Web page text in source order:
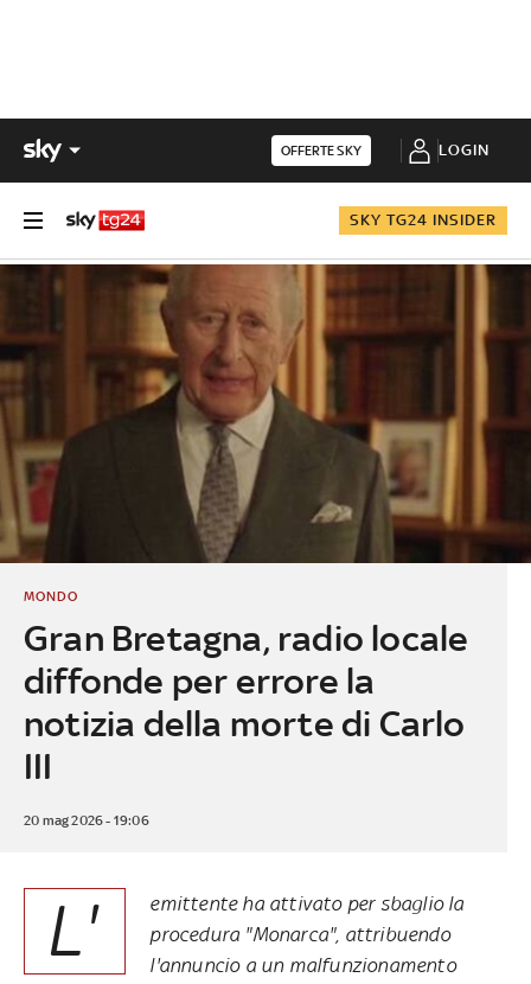
OFFERTE SKY LOGIN
SKY TG24 INSIDER
Gran Bretagna, radio locale
diffonde per errore la
notizia della morte di Carlo
III
MONDO
20 mag 2026 - 19:06
L'
emittente ha attivato per sbaglio la
procedura "Monarca", attribuendo
l'annuncio a un malfunzionamento